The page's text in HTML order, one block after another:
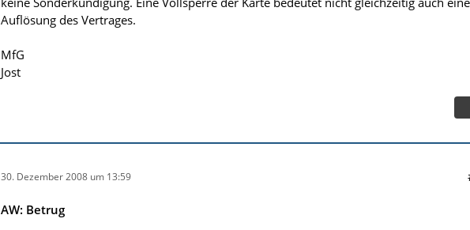
Auflösung des Vertrages.
MfG
Jost
30. Dezember 2008 um 13:59
AW: Betrug